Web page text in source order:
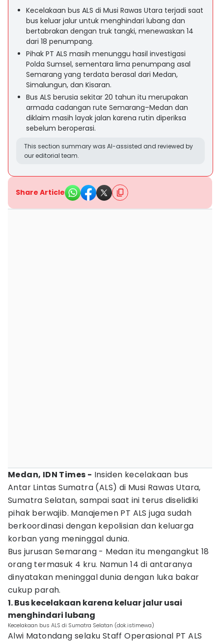
Kecelakaan bus ALS di Musi Rawas Utara terjadi saat
bus keluar jalur untuk menghindari lubang dan
bertabrakan dengan truk tangki, menewaskan 14
dari 18 penumpang.
Pihak PT ALS masih menunggu hasil investigasi
Polda Sumsel, sementara lima penumpang asal
Semarang yang terdata berasal dari Medan,
Simalungun, dan Kisaran.
Bus ALS berusia sekitar 20 tahun itu merupakan
armada cadangan rute Semarang–Medan dan
diklaim masih layak jalan karena rutin diperiksa
sebelum beroperasi.
This section summary was AI-assisted and reviewed by
our editorial team.
Share Article
Medan, IDN Times - Insiden kecelakaan bus
Antar Lintas Sumatra (ALS) di Musi Rawas Utara,
Sumatra Selatan, sampai saat ini terus diselidiki
pihak berwajib. Manajemen PT ALS juga sudah
berkoordinasi dengan kepolisian dan keluarga
korban yang meninggal dunia.
Bus jurusan Semarang - Medan itu mengangkut 18
orang termasuk 4 kru. Namun 14 di antaranya
dinyatakan meninggal dunia dengan luka bakar
cukup parah.
1. Bus kecelakaan karena keluar jalur usai
menghindari lubang
Kecelakaan bus ALS di Sumatra Selatan (dok.istimewa)
Alwi Matondang selaku Staff Operasional PT ALS